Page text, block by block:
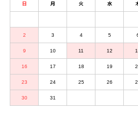
日 月 火 水
2 3 4 5
9 10 11 12
16 17 18 19
23 24 25 26
30 31